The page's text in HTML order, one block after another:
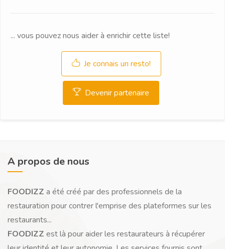
... vous pouvez nous aider à enrichir cette liste!
Je connais un resto!
Devenir partenaire
A propos de nous
FOODIZZ a été créé par des professionnels de la
restauration pour contrer l'emprise des plateformes sur les
restaurants...
FOODIZZ est là pour aider les restaurateurs à récupérer